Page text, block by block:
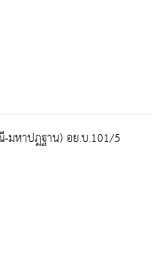
มหาปฎฐาน) อย.บ.101/5